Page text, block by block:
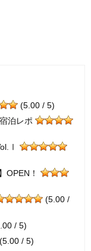
(5.00 / 5)
泊レポ
OPEN！
(5.00 /
/ 5)
(5.00 / 5)